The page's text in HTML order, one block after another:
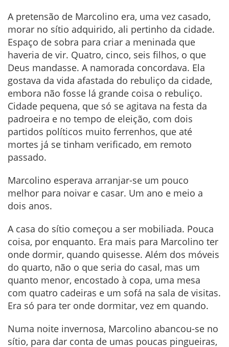
A pretensão de Marcolino era, uma vez casado,
morar no sítio adquirido, ali pertinho da cidade.
Espaço de sobra para criar a meninada que
haveria de vir. Quatro, cinco, seis filhos, o que
Deus mandasse. A namorada concordava. Ela
gostava da vida afastada do rebuliço da cidade,
embora não fosse lá grande coisa o rebuliço.
Cidade pequena, que só se agitava na festa da
padroeira e no tempo de eleição, com dois
partidos políticos muito ferrenhos, que até
mortes já se tinham verificado, em remoto
passado.
Marcolino esperava arranjar-se um pouco
melhor para noivar e casar. Um ano e meio a
dois anos.
A casa do sítio começou a ser mobiliada. Pouca
coisa, por enquanto. Era mais para Marcolino ter
onde dormir, quando quisesse. Além dos móveis
do quarto, não o que seria do casal, mas um
quanto menor, encostado à copa, uma mesa
com quatro cadeiras e um sofá na sala de visitas.
Era só para ter onde dormitar, vez em quando.
Numa noite invernosa, Marcolino abancou-se no
sítio, para dar conta de umas poucas pingueiras,